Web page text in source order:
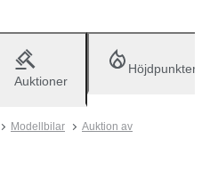
Auktioner
Höjdpunkter
Modellbilar
Auktion av